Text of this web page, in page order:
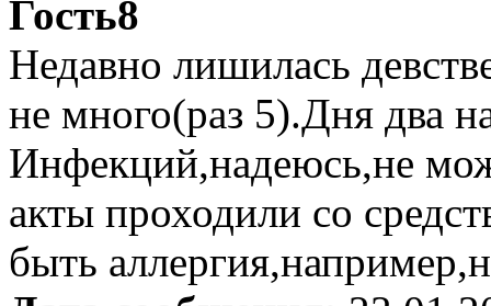
Гость8
Недавно лишилась
не много(раз 5).Дня два
Инфекций,надеюсь,не
акты проходили со
быть